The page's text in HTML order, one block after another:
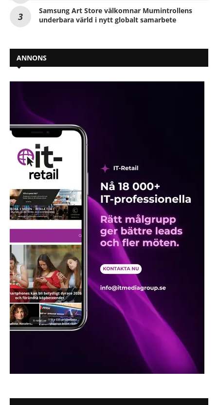
Samsung Art Store välkomnar Mumintrollens
underbara värld i nytt globalt samarbete
ANNONS